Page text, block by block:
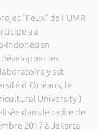
"Feux" de l'UMR
au
Indonésien
les
y est
d'Orléans, le
University )
dans le cadre de
2017 à Jakarta